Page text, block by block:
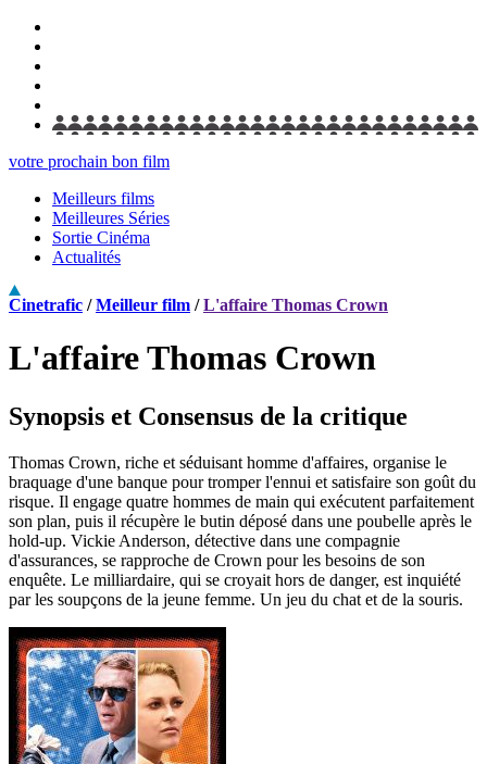
votre prochain bon film
Meilleurs films
Meilleures Séries
Sortie Cinéma
Actualités
Cinetrafic /Meilleur film /L'affaire Thomas Crown
L'affaire Thomas Crown
Synopsis et Consensus de la critique
Thomas Crown, riche et séduisant homme d'affaires, organise le
braquage d'une banque pour tromper l'ennui et satisfaire son goût du
risque. Il engage quatre hommes de main qui exécutent parfaitement
son plan, puis il récupère le butin déposé dans une poubelle après le
hold-up. Vickie Anderson, détective dans une compagnie
d'assurances, se rapproche de Crown pour les besoins de son
enquête. Le milliardaire, qui se croyait hors de danger, est inquiété
par les soupçons de la jeune femme. Un jeu du chat et de la souris.